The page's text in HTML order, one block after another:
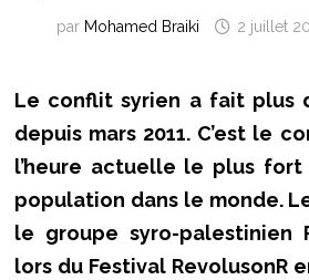
par Mohamed Braiki 2 juillet
Le conflit syrien a fait plus
depuis mars 2011. C’est le
l’heure actuelle le plus
population dans le monde.
le groupe syro-palestinien
lors du Festival RevolusonR